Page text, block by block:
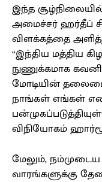
இந்த
அமைச்சர் ஹர்தீப்
விளக்கத்தை
“இந்திய மத்திய
நுணுக்கமாக
மோடியின்
நாங்கள் எங்கள்
விநியோகம்
மேலும்,
வாரங்களுக்கு